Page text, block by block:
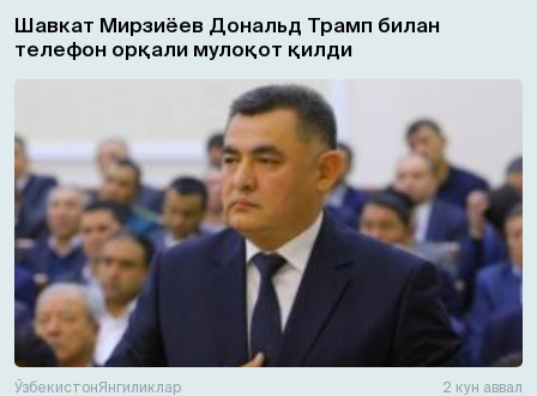
Шавкат Мирзиёев Дональд Трамп билан
телефон орқали мулоқот қилди
ЎзбекистонЯнгиликлар 2 кун аввал